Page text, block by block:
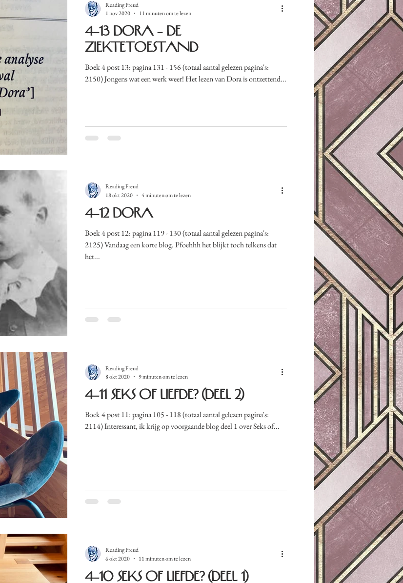
4-13 Dora - de
ziektetoestand
Boek 4 post 13: pagina 131 - 156 (totaal aantal gelezen pagina's:
2150) Jongens wat een werk weer! Het lezen van Dora is ontzettend...
Reading Freud
1 nov 2020
11 minuten om te lezen
4-12 Dora
Boek 4 post 12: pagina 119 - 130 (totaal aantal gelezen pagina's:
2125) Vandaag een korte blog. Pfoehhh het blijkt toch telkens dat
het...
Reading Freud
18 okt 2020
4 minuten om te lezen
4-11 Seks of liefde? (Deel 2)
Boek 4 post 11: pagina 105 - 118 (totaal aantal gelezen pagina's:
2114) Interessant, ik krijg op voorgaande blog deel 1 over Seks of...
Reading Freud
8 okt 2020
9 minuten om te lezen
4-10 Seks of liefde? (Deel 1)
Reading Freud
6 okt 2020
11 minuten om te lezen